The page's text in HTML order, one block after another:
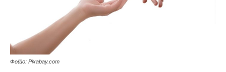
Фото: Pixabay.com